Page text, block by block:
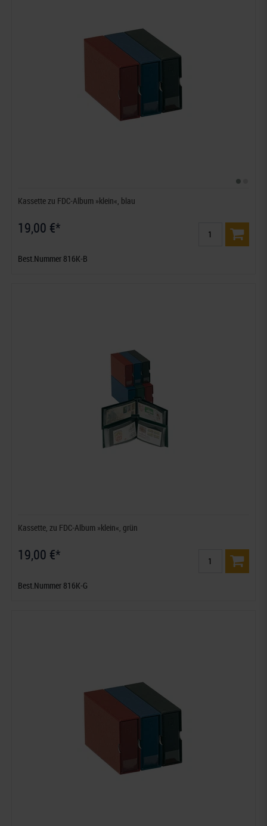
Kassette zu FDC-Album »klein«, blau
19,00 €*
Best.Nummer 816K-B
Kassette, zu FDC-Album »klein«, grün
19,00 €*
Best.Nummer 816K-G